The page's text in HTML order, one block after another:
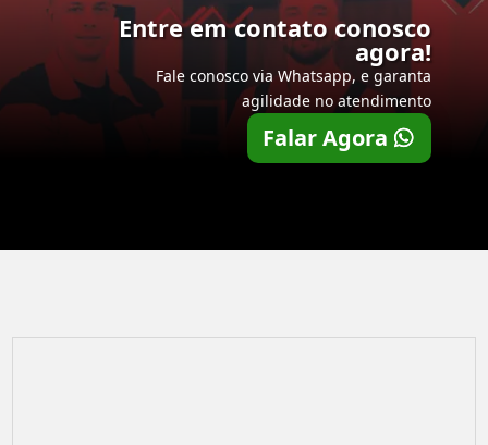
Entre em contato conosco
agora!
Fale conosco via Whatsapp, e garanta
agilidade no atendimento
Falar Agora